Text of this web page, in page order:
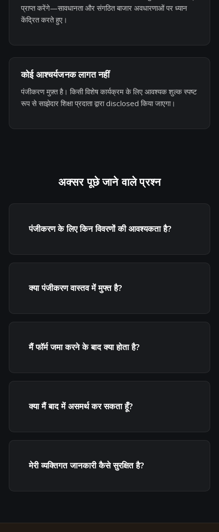
प्राप्त करेंगे—सावधानता और संगठित बाजार अवधारणाओं पर ध्यान
केंद्रित करते हुए।
कोई आश्चर्यजनक लागत नहीं
पंजीकरण मुफ़्त है। किसी विशेष कार्यक्रम के लिए आवश्यक शुल्क स्पष्ट
रूप से साझेदार शिक्षा प्रदाता द्वारा disclosed किया जाएगा।
अक्सर पूछे जाने वाले प्रश्न
पंजीकरण के लिए किन विवरणों की आवश्यकता है?
क्या पंजीकरण वास्तव में मुफ्त है?
मैं फॉर्म जमा करने के बाद क्या होता है?
क्या मैं बाद में असमर्थ कर सकता हूँ?
मेरी व्यक्तिगत जानकारी कैसे सुरक्षित है?